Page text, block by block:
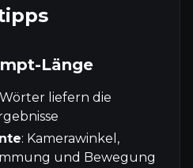
Länge
liefern die
: Kamerawinkel,
und Bewegung